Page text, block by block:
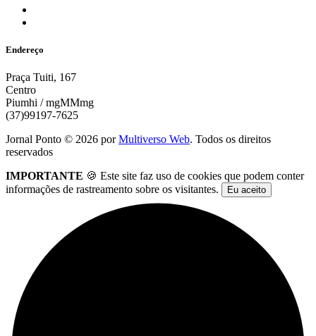
Endereço
Praça Tuiti, 167
Centro
Piumhi / mgMMmg
(37)99197-7625
Jornal Ponto © 2026 porMultiverso Web. Todos os direitos
reservados
IMPORTANTE 🍪 Este site faz uso de cookies que podem conter
informações de rastreamento sobre os visitantes.
Eu aceito